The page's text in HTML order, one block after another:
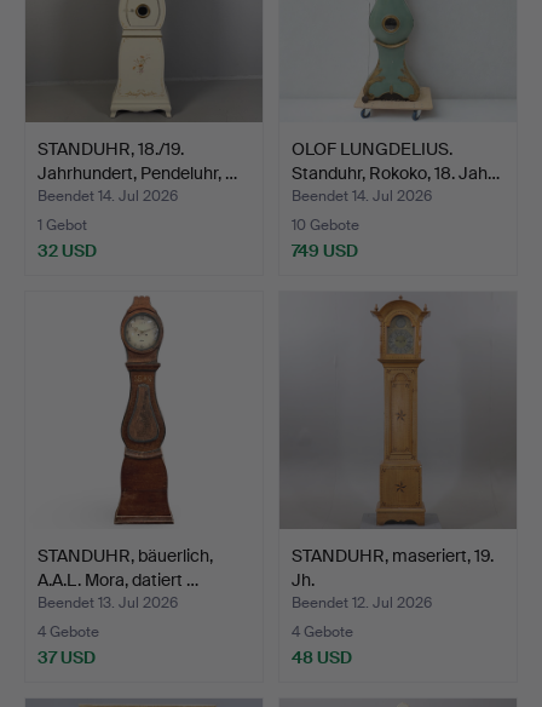
STANDUHR, 18./19.
Jahrhundert, Pendeluhr, …
Beendet 14. Jul 2026
1 Gebot
32 USD
OLOF LUNGDELIUS.
Standuhr, Rokoko, 18. Jah…
Beendet 14. Jul 2026
10 Gebote
749 USD
STANDUHR, bäuerlich,
A.A.L. Mora, datiert …
Beendet 13. Jul 2026
4 Gebote
37 USD
STANDUHR, maseriert, 19.
Jh.
Beendet 12. Jul 2026
4 Gebote
48 USD